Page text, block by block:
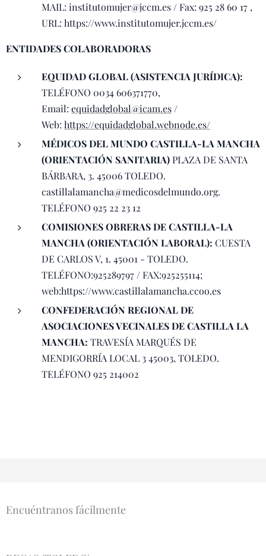
MAIL: institutomujer@jccm.es / Fax: 925 28 60 17 ,
URL: https://www.institutomujer.jccm.es/
ENTIDADES COLABORADORAS
EQUIDAD GLOBAL (ASISTENCIA JURÍDICA):
TELÉFONO 0034 606371770,
Email: equidadglobal@icam.es /
Web: https://equidadglobal.webnode.es/
MÉDICOS DEL MUNDO CASTILLA-LA MANCHA
(ORIENTACIÓN SANITARIA)PLAZA DE SANTA
BÁRBARA, 3. 45006 TOLEDO.
castillalamancha@medicosdelmundo.org.
TELÉFONO 925 22 23 12
COMISIONES OBRERAS DE CASTILLA-LA
MANCHA (ORIENTACIÓN LABORAL): CUESTA
DE CARLOS V, 1. 45001 - TOLEDO.
TELÉFONO:925289797 / FAX:925255114;
web:https://www.castillalamancha.ccoo.es
CONFEDERACIÓN REGIONAL DE
ASOCIACIONES VECINALES DE CASTILLA LA
MANCHA: TRAVESÍA MARQUÉS DE
MENDIGORRÍA LOCAL 3 45003, TOLEDO.
TELÉFONO 925 214002
Encuéntranos fácilmente